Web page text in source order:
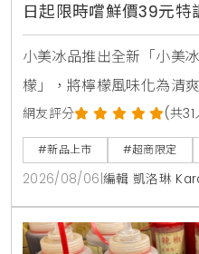
日起限時嚐鮮價39元特
小美冰品推出全新「小美
檬」，將檸檬風味化為清
2026年8月5日至9月1日享
直接食用，也能加入氣泡
品。
網友評分 (共
#新品上市 #超商限定
2026/08/06 編輯 凱洛琳